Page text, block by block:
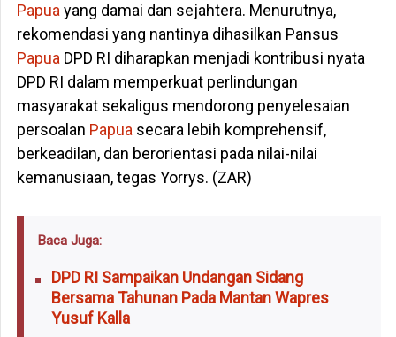
Papuayang damai dan sejahtera. Menurutnya,
rekomendasi yang nantinya dihasilkan Pansus
PapuaDPD RI diharapkan menjadi kontribusi nyata
DPD RI dalam memperkuat perlindungan
masyarakat sekaligus mendorong penyelesaian
persoalan Papuasecara lebih komprehensif,
berkeadilan, dan berorientasi pada nilai-nilai
kemanusiaan, tegas Yorrys. (ZAR)
Baca Juga:
DPD RI Sampaikan Undangan Sidang
Bersama Tahunan Pada Mantan Wapres
Yusuf Kalla